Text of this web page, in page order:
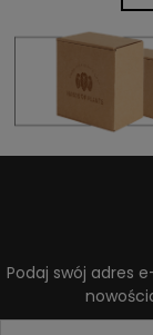
Podaj swój adres